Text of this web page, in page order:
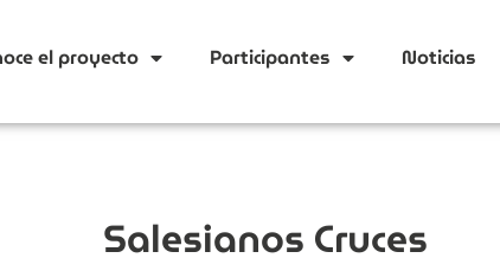
el proyecto Participantes Noticias
Salesianos Cruces